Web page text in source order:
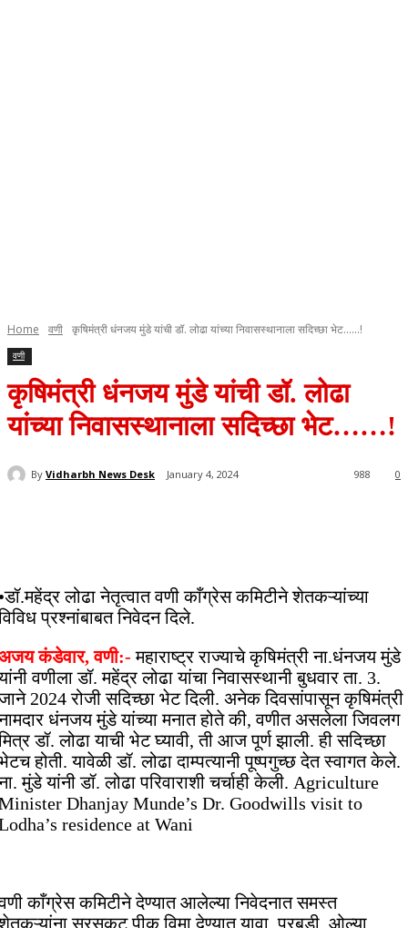
Home वणी कृषिमंत्री धंनजय मुंडे यांची डॉ. लोढा यांच्या निवासस्थानाला सदिच्छा भेट......!
वणी
कृषिमंत्री धंनजय मुंडे यांची डॉ. लोढा
यांच्या निवासस्थानाला सदिच्छा भेट……!
By Vidharbh News Desk January 4, 2024 0
988
लोढा नेतृत्वात वणी काँग्रेस कमिटीने शेतकऱ्यांच्या
प्रश्नांबाबत निवेदन दिले.
कंडेवार, वणी:- महाराष्ट्र राज्याचे कृषिमंत्री ना.धंनजय मुंडे
वणीला डॉ. महेंद्र लोढा यांचा निवासस्थानी बुधवार ता. 3.
2024 रोजी सदिच्छा भेट दिली. अनेक दिवसांपासून कृषिमंत्री
धंनजय मुंडे यांच्या मनात होते की, वणीत असलेला जिवलग
डॉ. लोढा याची भेट घ्यावी, ती आज पूर्ण झाली. ही सदिच्छा
होती. यावेळी डॉ. लोढा दाम्पत्यानी पूष्पगुच्छ देत स्वागत केले.
मुंडे यांनी डॉ. लोढा परिवाराशी चर्चाही केली. Agriculture
Dhanjay Munde’s Dr. Goodwills visit to
residence at Wani
काँग्रेस कमिटीने देण्यात आलेल्या निवेदनात समस्त
सरसकट पीक विमा देण्यात यावा, पुरबुडी ,ओल्या